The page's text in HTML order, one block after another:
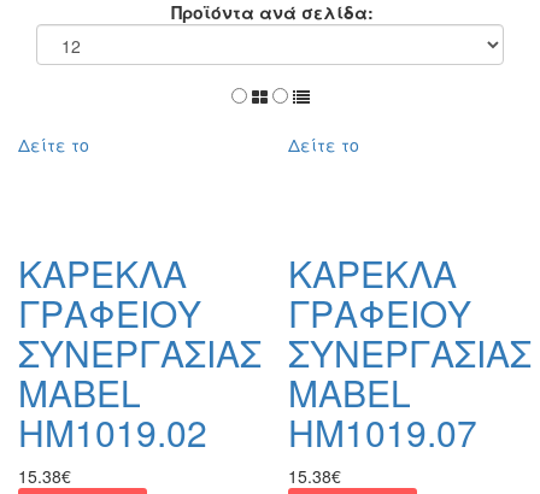
Προϊόντα ανά σελίδα:
Δείτε το
ΚΑΡΕΚΛΑ
ΓΡΑΦΕΙΟΥ
ΣΥΝΕΡΓΑΣΙΑΣ
MABEL
HM1019.02
15.38€
Δείτε το
ΚΑΡΕΚΛΑ
ΓΡΑΦΕΙΟΥ
ΣΥΝΕΡΓΑΣΙΑΣ
MABEL
HM1019.07
15.38€